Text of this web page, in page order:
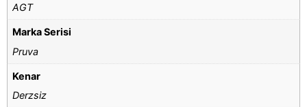
AGT
Marka Serisi
Pruva
Kenar
Derzsiz